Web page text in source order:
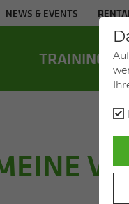
NEWS & EVENTS
TRAI­NING